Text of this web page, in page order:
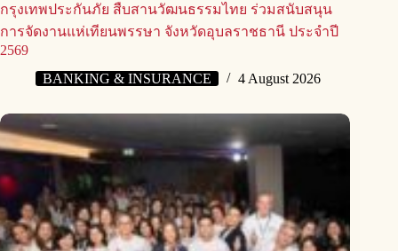
กรุงเทพประกันภัย สืบสานวัฒนธรรมไทย ร่วมสนับสนุน
การจัดงานแห่เทียนพรรษา จังหวัดอุบลราชธานี ประจำปี
2569
BANKING & INSURANCE
4 August 2026